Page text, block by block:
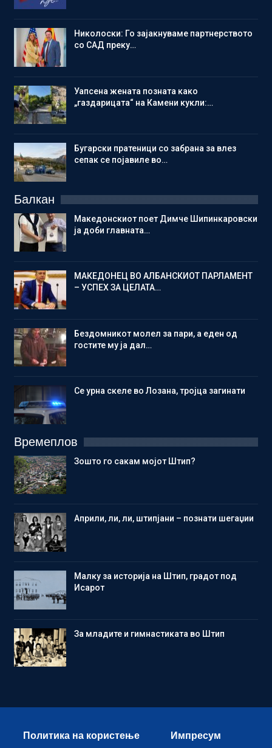
Николоски: Го зајакнуваме партнерството
со САД преку…
Уапсена жената позната како
„газдарицата“ на Камени кукли:…
Бугарски пратеници со забрана за влез
сепак се појавиле во…
Балкан
Македонскиот поет Димче Шипинкаровски
ја доби главната…
МАКЕДОНЕЦ ВО АЛБАНСКИОТ ПАРЛАМЕНТ
– УСПЕХ ЗА ЦЕЛАТА…
Бездомникот молел за пари, а еден од
гостите му ја дал…
Се урна скеле во Лозана, тројца загинати
Времеплов
Зошто го сакам мојот Штип?
Aприли, ли, ли, штипјани – познати шегаџии
Малку за историја на Штип, градот под
Исарот
Зa младите и гимнастиката во Штип
Политика на користење Импресум